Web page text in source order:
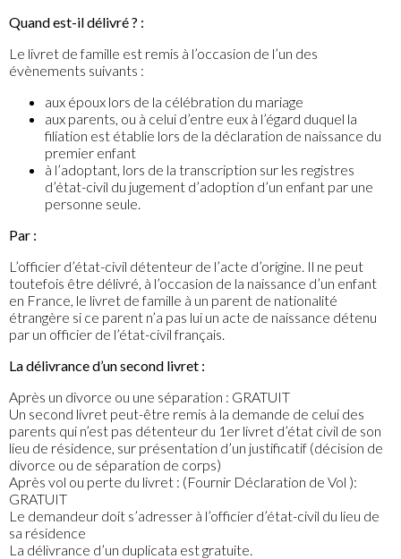
Quand est-il délivré ? :
Le livret de famille est remis à l’occasion de l’un des
évènements suivants :
aux époux lors de la célébration du mariage
aux parents, ou à celui d’entre eux à l’égard duquel la
filiation est établie lors de la déclaration de naissance du
premier enfant
à l’adoptant, lors de la transcription sur les registres
d’état-civil du jugement d’adoption d’un enfant par une
personne seule.
Par :
L’officier d’état-civil détenteur de l’acte d’origine. Il ne peut
toutefois être délivré, à l’occasion de la naissance d’un enfant
en France, le livret de famille à un parent de nationalité
étrangère si ce parent n’a pas lui un acte de naissance détenu
par un officier de l’état-civil français.
La délivrance d’un second livret :
Après un divorce ou une séparation : GRATUIT
Un second livret peut-être remis à la demande de celui des
parents qui n’est pas détenteur du 1er livret d’état civil de son
lieu de résidence, sur présentation d’un justificatif (décision de
divorce ou de séparation de corps)
Après vol ou perte du livret : (Fournir Déclaration de Vol ):
GRATUIT
Le demandeur doit s’adresser à l’officier d’état-civil du lieu de
sa résidence
La délivrance d’un duplicata est gratuite.